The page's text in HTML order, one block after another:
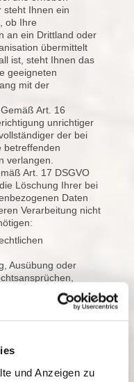
und Anzeigen zu
steht Ihnen ein
ob Ihre
an ein Drittland oder
übermittelt
ist, steht Ihnen das
geeigneten
mit der
Gemäß Art. 16
unrichtiger
der bei
betreffenden
verlangen.
Art. 17 DSGVO
Löschung Ihrer bei
Daten
Verarbeitung nicht
Ausübung oder
auf freie
Information oder
Gemäß Art. 18
die Einschränkung